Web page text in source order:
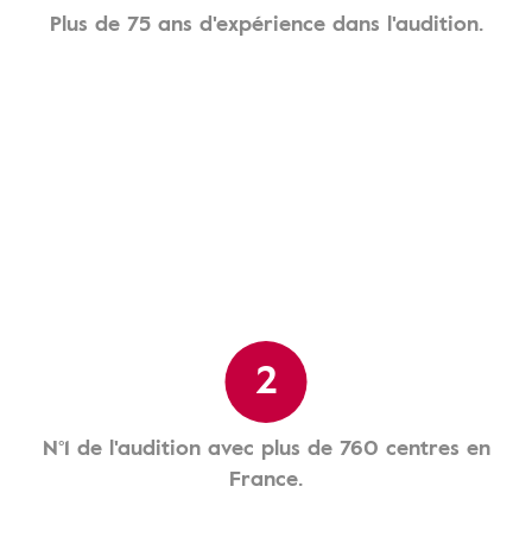
Plus de 75 ans d'expérience dans l'audition.
2
N°1 de l'audition avec plus de 760 centres en
France.